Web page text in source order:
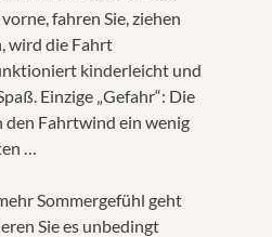
fahren Sie, ziehen
wird die Fahrt
kinderleicht und
Einzige „Gefahr“: Die
den Fahrtwind ein wenig
…
Sommergefühl geht
Sie es unbedingt